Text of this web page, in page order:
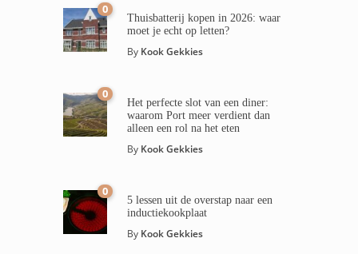
0
Thuisbatterij kopen in 2026: waar
moet je echt op letten?
By Kook Gekkies
0
Het perfecte slot van een diner:
waarom Port meer verdient dan
alleen een rol na het eten
By Kook Gekkies
0
5 lessen uit de overstap naar een
inductiekookplaat
By Kook Gekkies